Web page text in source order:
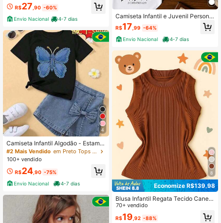
R$27 ,90 -60%
Envio Nacional
4-7 dias
4
Camiseta Infantil Algodão - Estamp
a Borboleta Jeans Blusinha ideal pa
ra meninas
#2 Mais Vendido
em Preto Tops para meninas
100+ vendido
R$24,90 -75%
Envio Nacional
4-7 dias
Camiseta Infantil e Juvenil Personal
izada Unissex Gospel Igreja A tua gr
aça me basta Frente e Costa
R$17,99 -64%
Envio Nacional
4-7 dias
8
Economize R$139,98
Blusa Infantil Regata Tecido Canela
da Ribana Blusa Regata Básica (Bin
f518)
70+ vendido
R$19 ,92 -88%